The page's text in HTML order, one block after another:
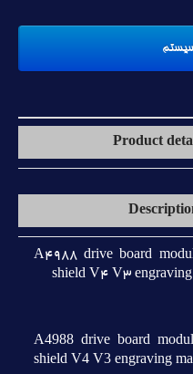
A4988 drive board
shield V4 V3
A4988 drive board
shield V4 V3 engraving